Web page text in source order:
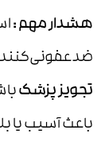
هشدار مهم :
تجویز پزشک
باعث آسیب یا